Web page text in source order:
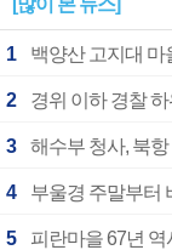
[많이 본 뉴스]
1 백양산 고지대 마
2 경위 이하 경찰
3 해수부 청사, 북
4 부울경 주말부터
5 피란마을 67년